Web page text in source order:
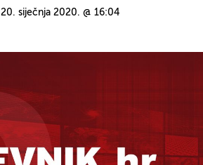
20. siječnja 2020. @ 16:04